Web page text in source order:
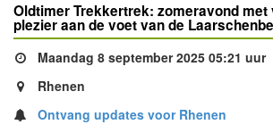
Oldtimer Trekkertrek: zomeravond met
plezier aan de voet van de
Maandag 8 september 2025 05:21 uur
Rhenen
Ontvang updates voor Rhenen